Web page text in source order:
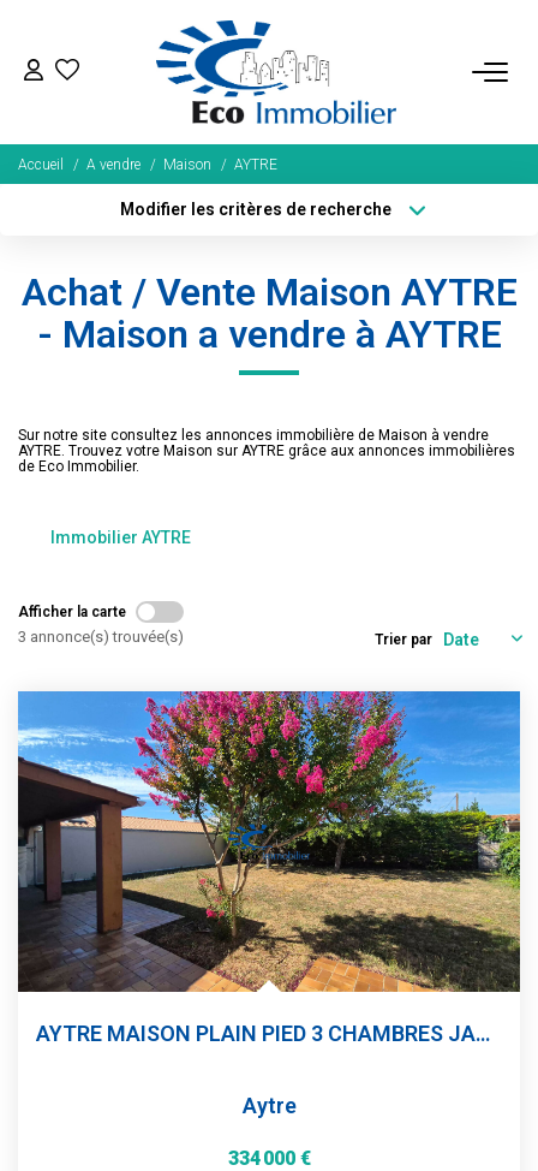
ACHETER
Tous Nos Biens
Fonds De Commerce
LOUER
Parrainage
NOTRE ÉQUIPE
Qui Sommes-Nous ?
Nous Rejoindre
CONTACT
Accueil A vendre Maison AYTRE
Modifier les critères de recherche
Surface min Budget max
Achat / Vente Maison AYTRE
- Maison a vendre à AYTRE
Sur notre site consultez les annonces immobilière de Maison à vendre
AYTRE. Trouvez votre Maison sur AYTRE grâce aux annonces immobilières
de Eco Immobilier.
Immobilier AYTRE
Afficher la carte
3 annonce(s) trouvée(s) Trier par
AYTRE MAISON PLAIN PIED 3 CHAMBRES JARDIN
Aytre
334 000 €